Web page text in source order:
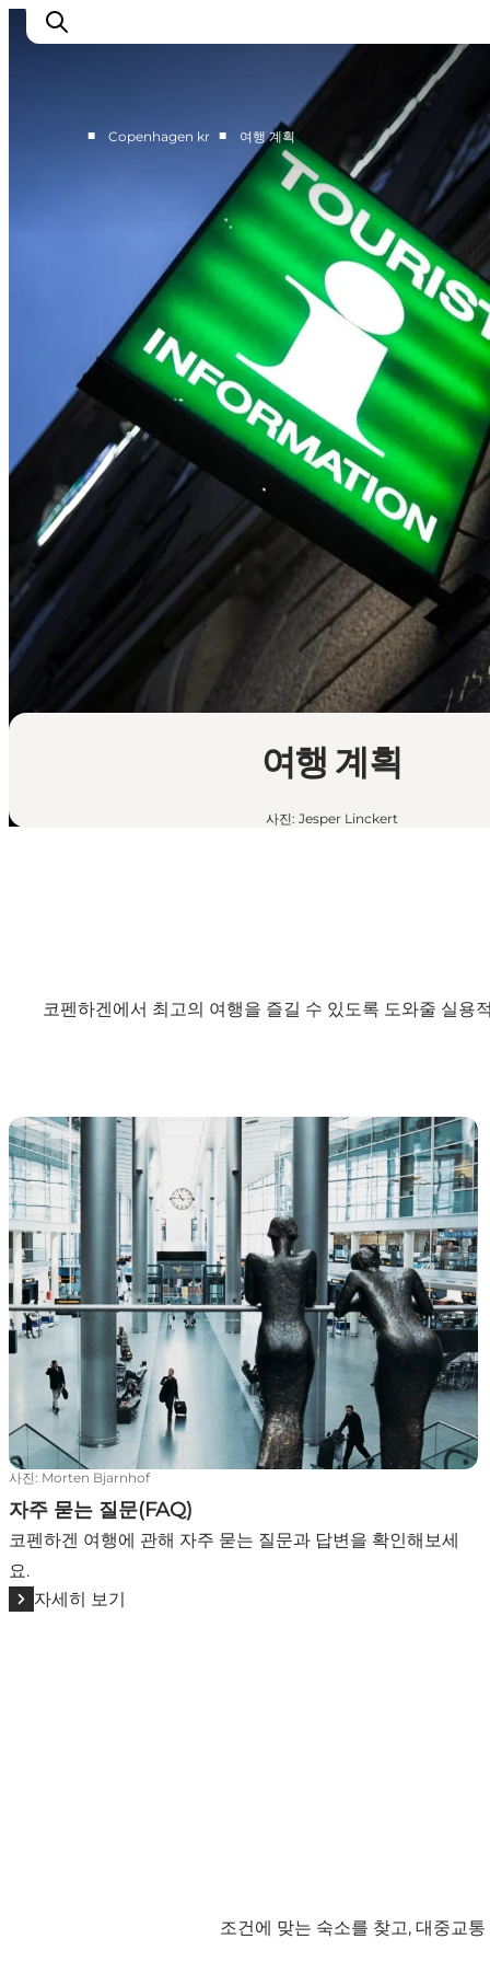
■ Copenhagen kr ■ 여행 계획
여행 계획
사진: Jesper Linckert
코펜하겐에서 최고의 여행을 즐길 수 있도록 도와줄 실
자주 묻는 질문(FAQ)
사진: Morten Bjarnhof
자주 묻는 질문(FAQ)
코펜하겐 여행에 관해 자주 묻는 질문과 답변을 확인해보세
요.
자세히 보기
조건에 맞는 숙소를 찾고, 대중교